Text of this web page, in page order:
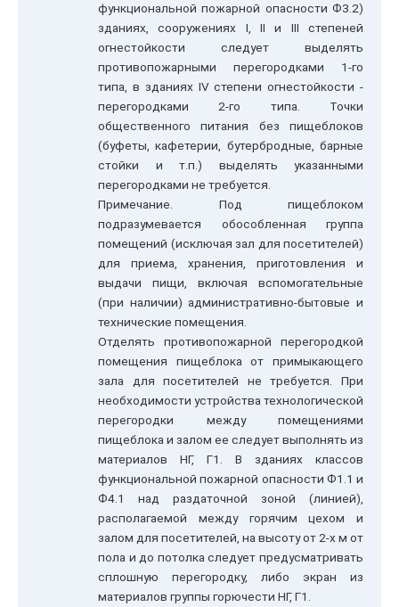
функциональной пожарной опасности Ф3.2)
зданиях, сооружениях I, II и III степеней
огнестойкости следует выделять
противопожарными перегородками 1-го
типа, в зданиях IV степени огнестойкости -
перегородками 2-го типа. Точки
общественного питания без пищеблоков
(буфеты, кафетерии, бутербродные, барные
стойки и т.п.) выделять указанными
перегородками не требуется.
Примечание. Под пищеблоком
подразумевается обособленная группа
помещений (исключая зал для посетителей)
для приема, хранения, приготовления и
выдачи пищи, включая вспомогательные
(при наличии) административно-бытовые и
технические помещения.
Отделять противопожарной перегородкой
помещения пищеблока от примыкающего
зала для посетителей не требуется. При
необходимости устройства технологической
перегородки между помещениями
пищеблока и залом ее следует выполнять из
материалов НГ, Г1. В зданиях классов
функциональной пожарной опасности Ф1.1 и
Ф4.1 над раздаточной зоной (линией),
располагаемой между горячим цехом и
залом для посетителей, на высоту от 2-х м от
пола и до потолка следует предусматривать
сплошную перегородку, либо экран из
материалов группы горючести НГ, Г1.